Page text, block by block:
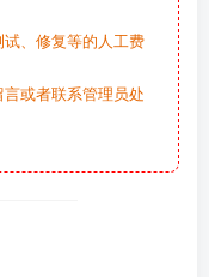
、修复等的人工费
或者联系管理员处